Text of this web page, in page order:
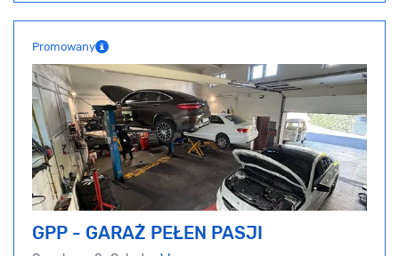
Promowany
GPP - GARAŻ PEŁEN PASJI